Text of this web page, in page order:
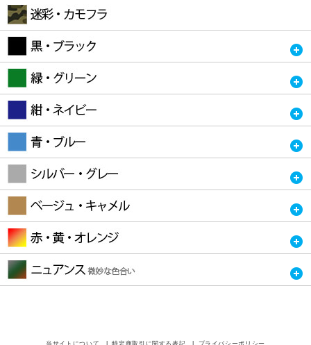
当サイトについて 特定商取引に関する表記 プライバシーポリシー